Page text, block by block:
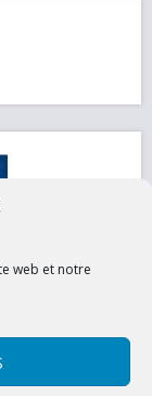
web et notre